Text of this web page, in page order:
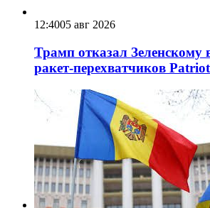
12:4005 авг 2026
Трамп отказал Зеленскому
ракет-перехватчиков Patriot